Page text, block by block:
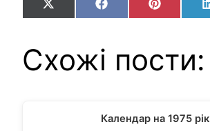
Share
on
X
(Twitter)
Share
on
FacebookShare
on
Pinterest
Схожі пости:
Календар на 1975 рік